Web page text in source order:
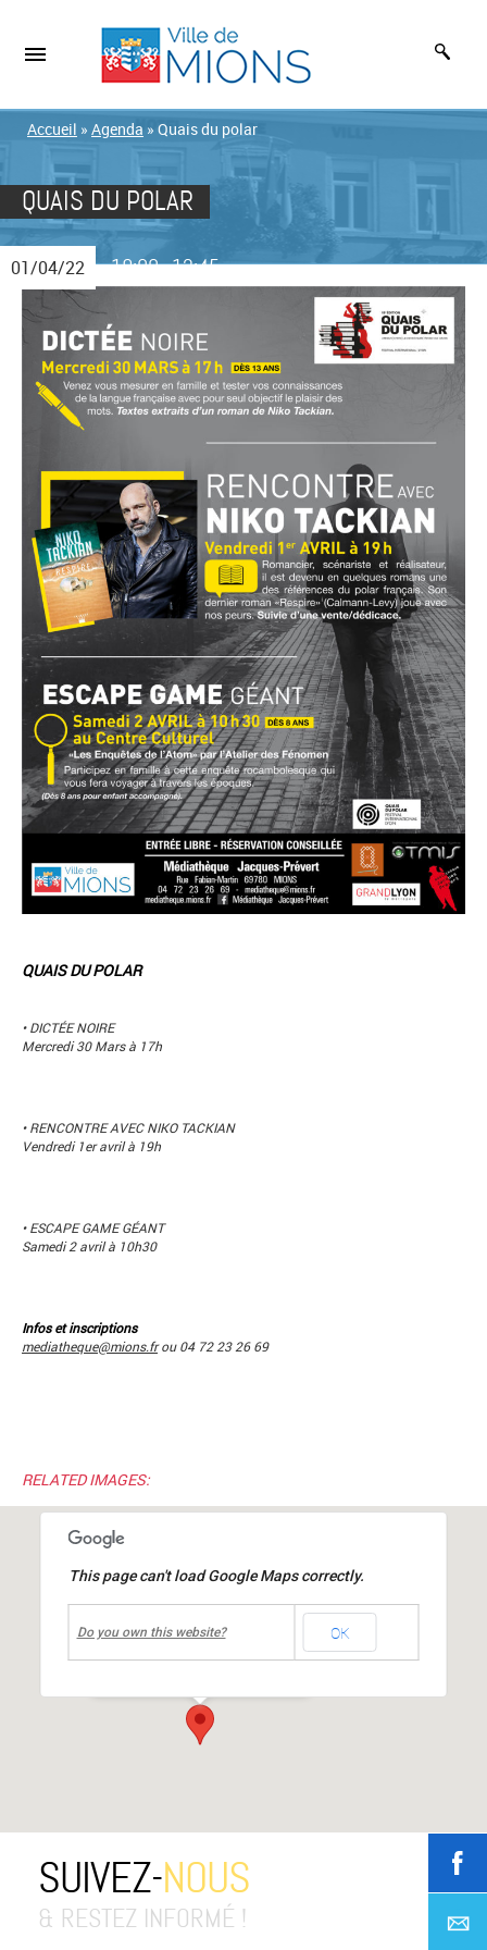
Accueil » Agenda » Quais du polar
QUAIS DU POLAR
01/04/22 19:00-12:45
QUAIS DU POLAR
• DICTÉE NOIRE
Mercredi 30 Mars à 17h
• RENCONTRE AVEC NIKO TACKIAN
Vendredi 1er avril à 19h
• ESCAPE GAME GÉANT
Samedi 2 avril à 10h30
Infos et inscriptions
mediatheque@mions.frou 04 72 23 26 69
RELATED IMAGES:
Médiathèque Jacques Prévert
This page can't load Google Maps correctly.
Do you own this website? OK
SUIVEZ-NOUS
& RESTEZ INFORMÉ !